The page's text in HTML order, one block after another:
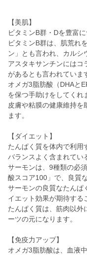
【美肌】
ビタミンB群・Dを豊富に
ビタミンB群は、肌荒れ
ン」とも言われ、カルシ
アスタキサンチンにはコ
があるとも言われていま
オメガ3脂肪酸（DHAと
を保つ手助けをしてくれ
皮膚や粘膜の健康維持を
ます。
【ダイエット】
たんぱく質を体内で利用
バランスよく含まれてい
サーモンは、9種類の必
酸スコア100」で、良質
サーモンの良質なたんぱ
イエット効果が期待する
たんぱく質は、筋肉以外
ーツの元になります。
【免疫力アップ】
オメガ3脂肪酸は、血液